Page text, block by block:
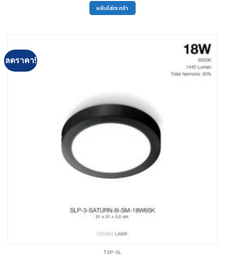
was:
180฿.
is:
165฿.
หยิบใส่ตะกร้า
ลดราคา!
TSP-SL